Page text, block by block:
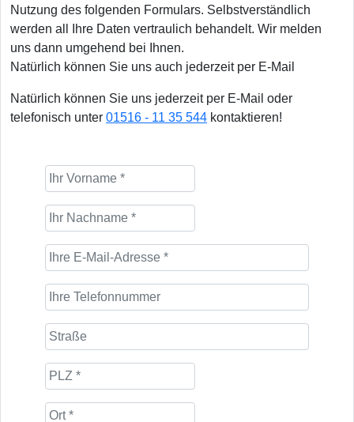
Nutzung des folgenden Formulars. Selbstverständlich
werden all Ihre Daten vertraulich behandelt. Wir melden
uns dann umgehend bei Ihnen.
Natürlich können Sie uns auch jederzeit per E-Mail
Natürlich können Sie uns jederzeit per E-Mail oder
telefonisch unter 01516 - 11 35 544 kontaktieren!